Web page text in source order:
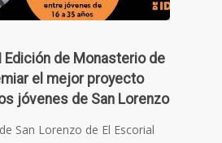
Edición de Monasterio de
el mejor proyecto
jóvenes de San Lorenzo
San Lorenzo de El Escorial